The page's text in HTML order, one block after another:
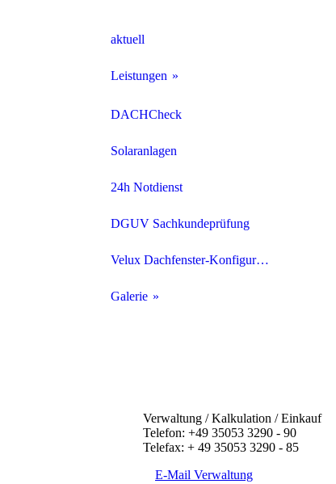
aktuell
Leistungen
Dachdeckerarbeiten
Ziegeldach
Schieferdach
Schindeldach
Flachdach
Fassaden
Dach- und Wanddämmung
Dachklempnerarbeiten
DACHCheck
Solaranlagen
24h Notdienst
DGUV Sachkundeprüfung
Velux Dachfenster-Konfigurator
Galerie
FPO/PVC Bahnen
Bitumenabdichtung
Verwaltung / Kalkulation / Einkauf
Telefon: +49 35053 3290 - 90
Telefax: + 49 35053 3290 - 85
E-Mail Verwaltung